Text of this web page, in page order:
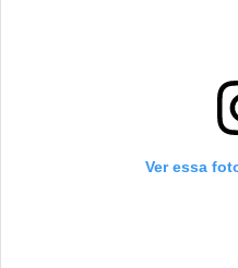
Ver essa